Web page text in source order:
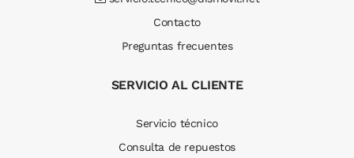
Contacto
Preguntas frecuentes
SERVICIO AL CLIENTE
Servicio técnico
Consulta de repuestos